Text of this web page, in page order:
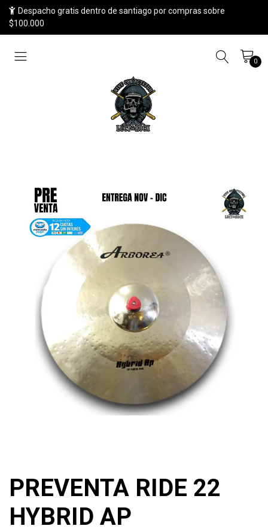
Despacho gratis dentro de santiago por compras sobre
$100.000
0
PREVENTA RIDE 22
HYBRID AP